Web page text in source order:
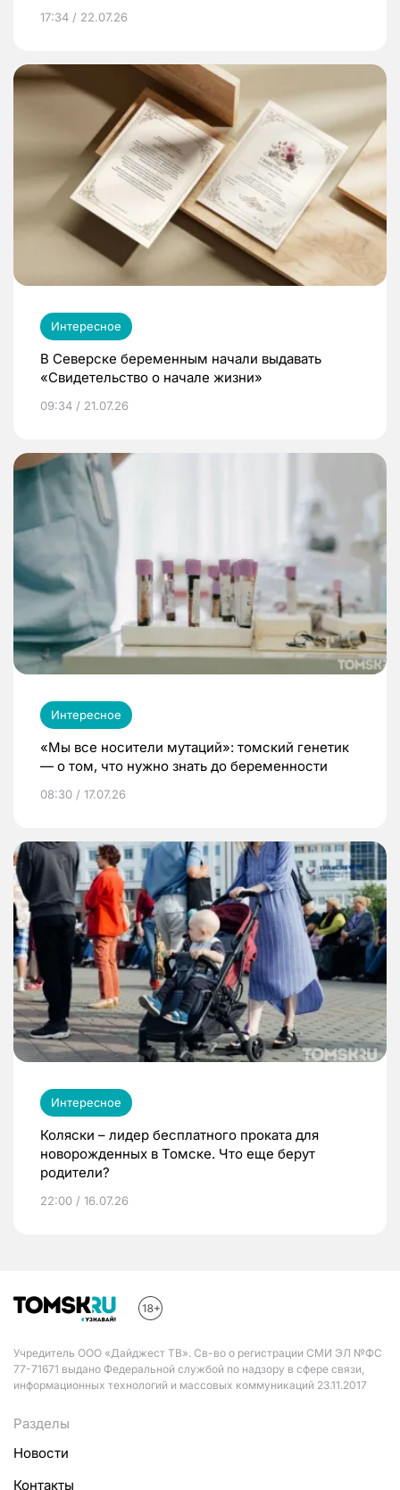
17:34 / 22.07.26
Интересное
В Северске беременным начали выдавать
«Свидетельство о начале жизни»
09:34 / 21.07.26
Интересное
«Мы все носители мутаций»: томский генетик
— о том, что нужно знать до беременности
08:30 / 17.07.26
Интересное
Коляски – лидер бесплатного проката для
новорожденных в Томске. Что еще берут
родители?
22:00 / 16.07.26
Учредитель ООО «Дайджест ТВ». Св-во о регистрации СМИ ЭЛ №ФС
77-71671 выдано Федеральной службой по надзору в сфере связи,
информационных технологий и массовых коммуникаций 23.11.2017
Разделы
Новости
Контакты